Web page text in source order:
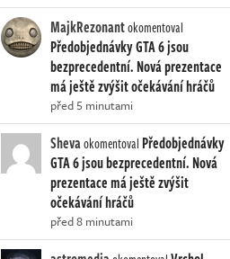
MajkRezonantokomentoval
Předobjednávky GTA 6 jsou
bezprecedentní. Nová prezentace
má ještě zvýšit očekávání hráčů
před 5 minutami
Shevaokomentoval Předobjednávky
GTA 6 jsou bezprecedentní. Nová
prezentace má ještě zvýšit
očekávání hráčů
před 8 minutami